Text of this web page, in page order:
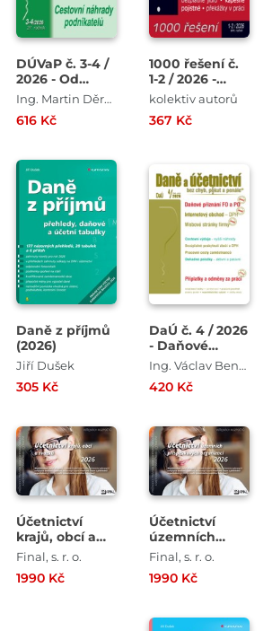
DÚVaP č. 3-4 /
2026 - Od
účetní závěrky
k daňovému
přiznání PO
Ing. Martin Děrgel , JUDr. Eva Dandová , JUDr. Ladislav Jouza
616 Kč
1000 řešení č.
1-2 / 2026 -
Pomocní
kolektiv autorů
367 Kč
Daně z příjmů
(2026)
Jiří Dušek
305 Kč
DaÚ č. 4 / 2026
- Daňové
přiznání FO a
PO za rok 2025
Ing. Václav Benda , Ing. Martin Děrgel , Ing. Ivan Macháček , Ing. Antonín Daněk
420 Kč
Účetnictví
krajů, obcí a
svazků 2026
Final, s. r. o.
1990 Kč
Účetnictví
územních
příspěvkových
organizací
2026
Final, s. r. o.
1990 Kč